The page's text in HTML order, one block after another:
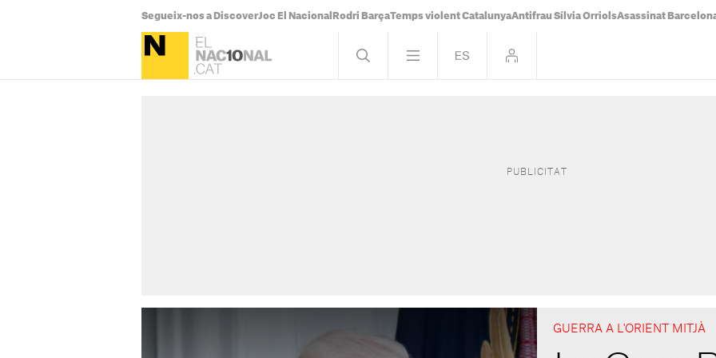
Segueix-nos a DiscoverJoc El Nacional Rodri BarçaTemps violent CatalunyaAntifrau Sílvia OrriolsAsassinat
GUERRA A L'ORIENT MITJÀ